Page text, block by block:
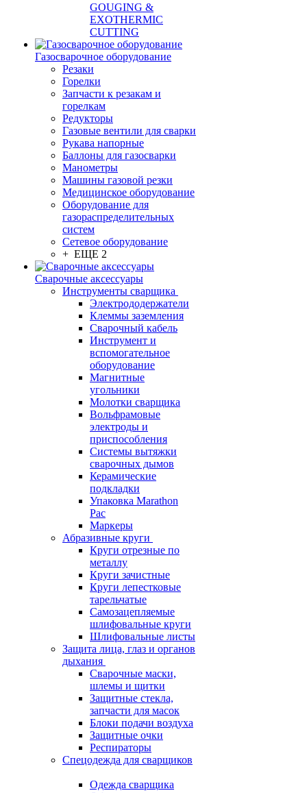
GOUGING &
EXOTHERMIC
CUTTING
Газосварочное оборудование
Резаки
Горелки
Запчасти к резакам и
горелкам
Редукторы
Газовые вентили для сварки
Рукава напорные
Баллоны для газосварки
Манометры
Машины газовой резки
Медицинское оборудование
Оборудование для
газораспределительных
систем
Сетевое оборудование
+ ЕЩЕ 2
Сварочные аксессуары
Инструменты сварщика
Электрододержатели
Клеммы заземления
Сварочный кабель
Инструмент и
вспомогательное
оборудование
Магнитные
угольники
Молотки сварщика
Вольфрамовые
электроды и
приспособления
Системы вытяжки
сварочных дымов
Керамические
подкладки
Упаковка Marathon
Pac
Маркеры
Абразивные круги
Круги отрезные по
металлу
Круги зачистные
Круги лепестковые
тарельчатые
Самозацепляемые
шлифовальные круги
Шлифовальные листы
Защита лица, глаз и органов
дыхания
Сварочные маски,
шлемы и щитки
Защитные стекла,
запчасти для масок
Блоки подачи воздуха
Защитные очки
Респираторы
Спецодежда для сварщиков
Одежда сварщика